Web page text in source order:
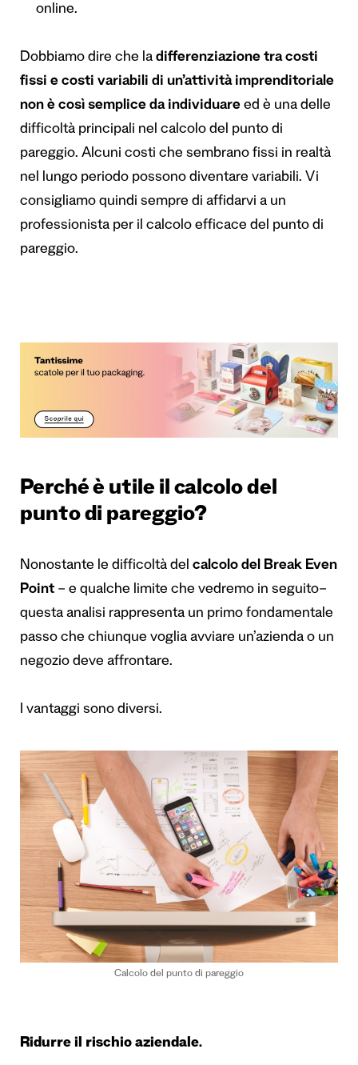
online.
Dobbiamo dire che la differenziazione tra costi
fissi e costi variabili di un’attività imprenditoriale
non è così semplice da individuare ed è una delle
difficoltà principali nel calcolo del punto di
pareggio. Alcuni costi che sembrano fissi in realtà
nel lungo periodo possono diventare variabili. Vi
consigliamo quindi sempre di affidarvi a un
professionista per il calcolo efficace del punto di
pareggio.
Perché è utile il calcolo del
punto di pareggio?
Nonostante le difficoltà del calcolo del Break Even
Point – e qualche limite che vedremo in seguito–
questa analisi rappresenta un primo fondamentale
passo che chiunque voglia avviare un’azienda o un
negozio deve affrontare.
I vantaggi sono diversi.
Calcolo del punto di pareggio
Ridurre il rischio aziendale.